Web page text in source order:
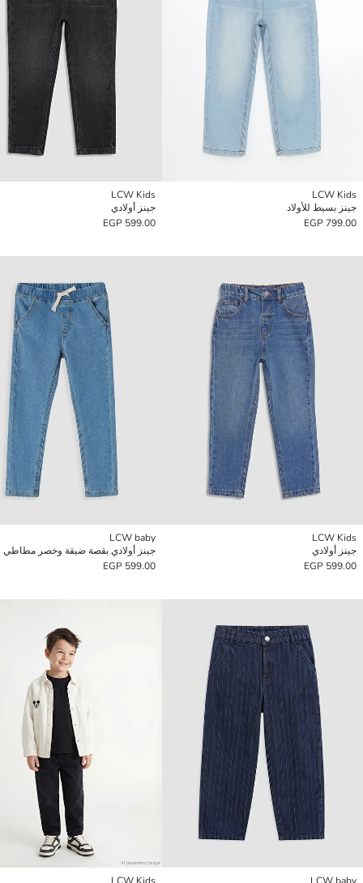
LCW Kids
جينز بسيط للأولاد
799.00 EGP
LCW Kids
جينز أولادي
599.00 EGP
LCW Kids
جينز أولادي
599.00 EGP
LCW baby
جينز أولادي بقصة ضيقة وخصر مطاطي
599.00 EGP
LCW baby
LCW Kids